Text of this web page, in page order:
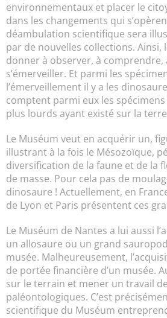
environnementaux et placer le
dans les changements qui
déambulation scientifique sera
par de nouvelles collections. Ainsi,
donner à observer, à comprendre,
s’émerveiller. Et parmi les
l’émerveillement il y a les
comptent parmi eux les
plus lourds ayant existé sur la
Le Muséum veut en acquérir un,
illustrant à la fois le Mésozoïque,
diversification de la faune et de la
de masse. Pour cela pas de
dinosaure ! Actuellement, en
de Lyon et Paris présentent ces
Le Muséum de Nantes a lui aussi
un allosaure ou un grand
musée. Malheureusement,
de portée financière d’un musée.
sur le terrain et mener un travail
paléontologiques. C’est
scientifique du Muséum